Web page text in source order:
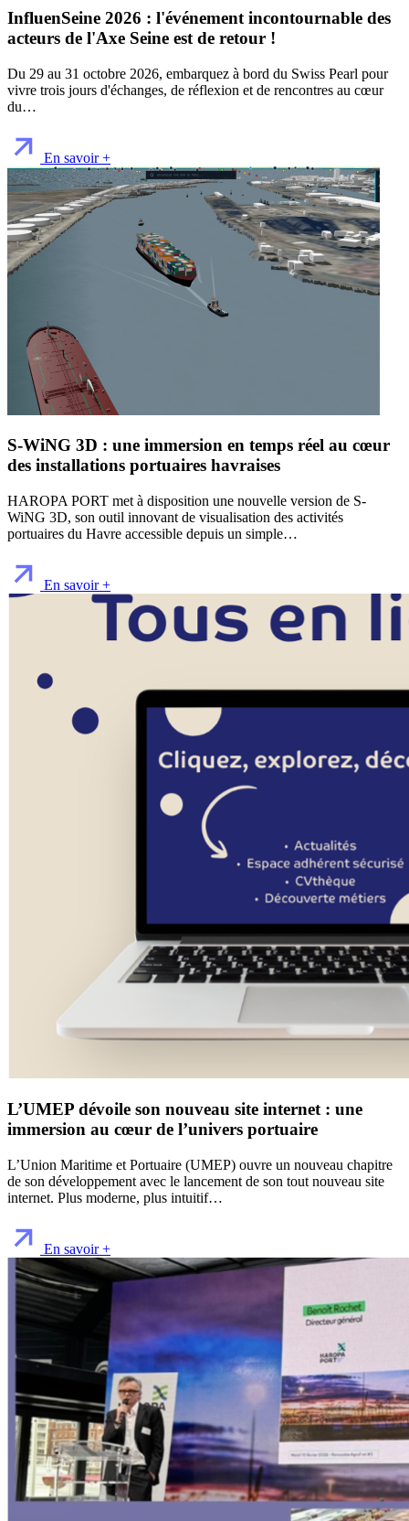
InfluenSeine 2026 : l'événement incontournable des
acteurs de l'Axe Seine est de retour !
Du 29 au 31 octobre 2026, embarquez à bord du Swiss Pearl pour
vivre trois jours d'échanges, de réflexion et de rencontres au cœur
du…
En savoir +
S-WiNG 3D : une immersion en temps réel au cœur
des installations portuaires havraises
HAROPA PORT met à disposition une nouvelle version de S-
WiNG 3D, son outil innovant de visualisation des activités
portuaires du Havre accessible depuis un simple…
En savoir +
L’UMEP dévoile son nouveau site internet : une
immersion au cœur de l’univers portuaire
L’Union Maritime et Portuaire (UMEP) ouvre un nouveau chapitre
de son développement avec le lancement de son tout nouveau site
internet. Plus moderne, plus intuitif…
En savoir +